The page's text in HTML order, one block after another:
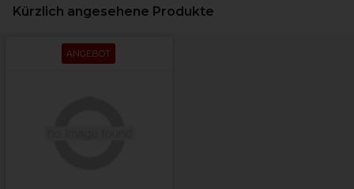
Kürzlich angesehene Produkte
ANGEBOT